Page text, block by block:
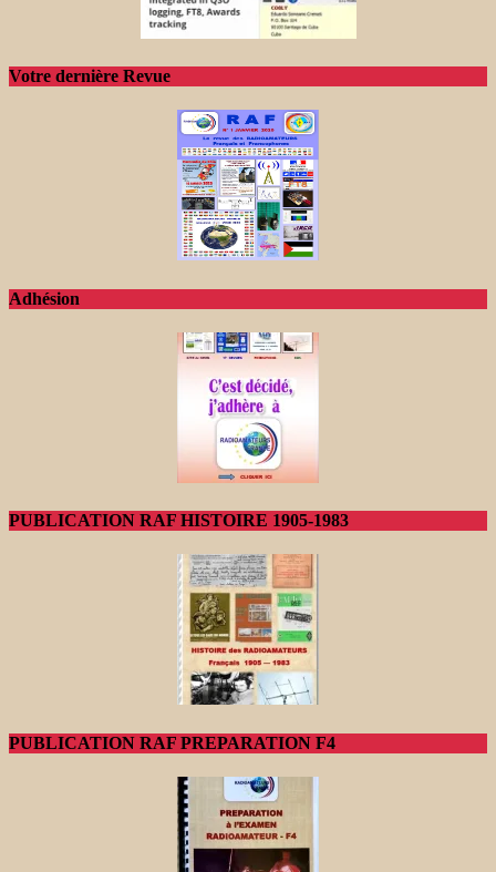
Votre dernière Revue
Adhésion
PUBLICATION RAF HISTOIRE 1905-1983
PUBLICATION RAF PREPARATION F4